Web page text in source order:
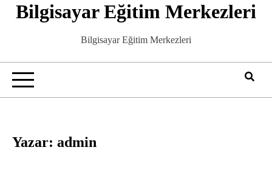
SkipBilgisayar Eğitim Merkezleri
Bilgisayar Eğitim Merkezleri
Yazar: admin